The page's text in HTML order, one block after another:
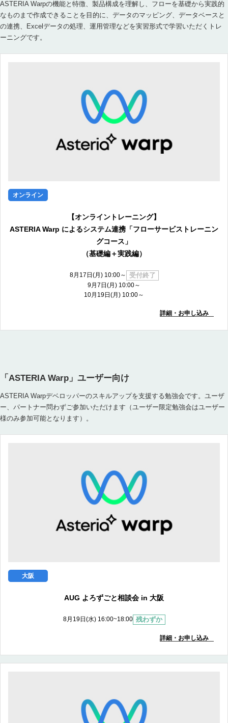
ASTERIA Warpの機能と特徴、製品構成を理解し、フローを基礎から実践的
なものまで作成できることを目的に、データのマッピング、データベースと
の連携、Excelデータの処理、運用管理などを実習形式で学習いただくトレ
ーニングです。
オンライン
【オンライントレーニング】
ASTERIA Warp によるシステム連携「フローサービストレーニン
グコース」
（基礎編＋実践編）
8月17日(月) 10:00～ 受付終了
9月7日(月) 10:00～
10月19日(月) 10:00～
詳細・お申し込み
「ASTERIA Warp」ユーザー向け
ASTERIA Warpデベロッパーのスキルアップを支援する勉強会です。ユーザ
ー、パートナー問わずご参加いただけます（ユーザー限定勉強会はユーザー
様のみ参加可能となります）。
大阪
AUG よろずごと相談会 in 大阪
8月19日(水) 16:00~18:00 残わずか
詳細・お申し込み